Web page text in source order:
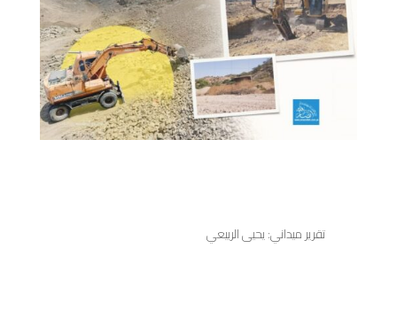
تقرير ميداني: يحيى الربيعي